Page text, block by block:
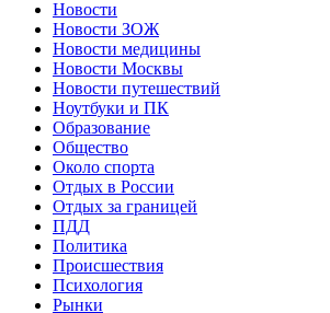
Новости
Новости ЗОЖ
Новости медицины
Новости Москвы
Новости путешествий
Ноутбуки и ПК
Образование
Общество
Около спорта
Отдых в России
Отдых за границей
ПДД
Политика
Происшествия
Психология
Рынки